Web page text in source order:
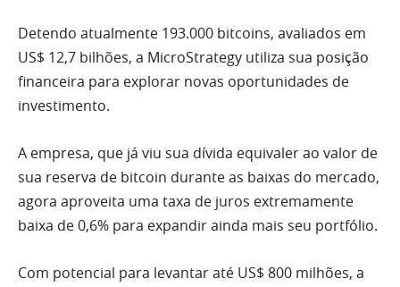
Detendo atualmente 193.000 bitcoins, avaliados em
US$ 12,7 bilhões, a MicroStrategy utiliza sua posição
financeira para explorar novas oportunidades de
investimento.
A empresa, que já viu sua dívida equivaler ao valor de
sua reserva de bitcoin durante as baixas do mercado,
agora aproveita uma taxa de juros extremamente
baixa de 0,6% para expandir ainda mais seu portfólio.
Com potencial para levantar até US$ 800 milhões, a